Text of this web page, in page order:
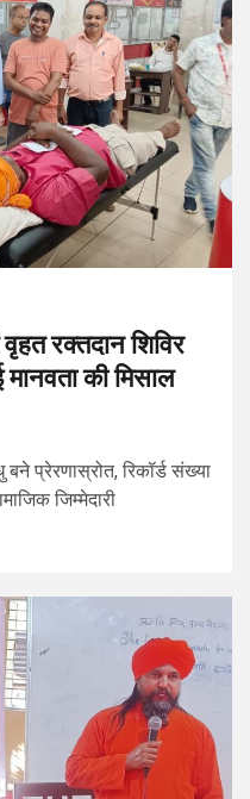
रक्तदान शिविर
की मिसाल
प्रेरणास्रोत, रिकॉर्ड संख्या
जिम्मेदारी